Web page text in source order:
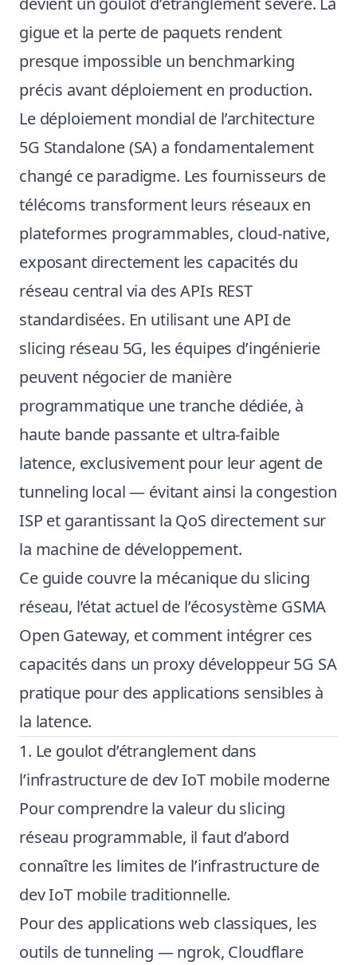
gigue et la perte de paquets rendent
presque impossible un benchmarking
précis avant déploiement en production.
Le déploiement mondial de l’architecture
5G Standalone (SA) a fondamentalement
changé ce paradigme. Les fournisseurs de
télécoms transforment leurs réseaux en
plateformes programmables, cloud-native,
exposant directement les capacités du
réseau central via des APIs REST
standardisées. En utilisant une API de
slicing réseau 5G, les équipes d’ingénierie
peuvent négocier de manière
programmatique une tranche dédiée, à
haute bande passante et ultra-faible
latence, exclusivement pour leur agent de
tunneling local — évitant ainsi la congestion
ISP et garantissant la QoS directement sur
la machine de développement.
Ce guide couvre la mécanique du slicing
réseau, l’état actuel de l’écosystème GSMA
Open Gateway, et comment intégrer ces
capacités dans un proxy développeur 5G SA
pratique pour des applications sensibles à
la latence.
1. Le goulot d’étranglement dans
l’infrastructure de dev IoT mobile moderne
Pour comprendre la valeur du slicing
réseau programmable, il faut d’abord
connaître les limites de l’infrastructure de
dev IoT mobile traditionnelle.
Pour des applications web classiques, les
outils de tunneling — ngrok, Cloudflare